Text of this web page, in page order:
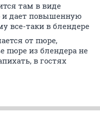
там в виде
и дает повышенную
все-таки в блендере
от пюре,
пюре из блендера не
в гостях